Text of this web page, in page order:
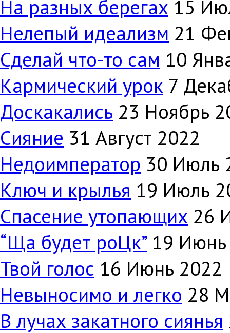
На разных берегах 15
Нелепый идеализм 21
Сделай что-то сам 10
Кармический урок 7
Доскакались 23 Ноябрь
Сияние 31 Август 2022
Недоимператор 30 Июль
Ключ и крылья 19 Июль
Спасение утопающих 26
“Ща будет роЦк” 19
Твой голос 16 Июнь 2022
Невыносимо и легко 28
В лучах закатного сиянья